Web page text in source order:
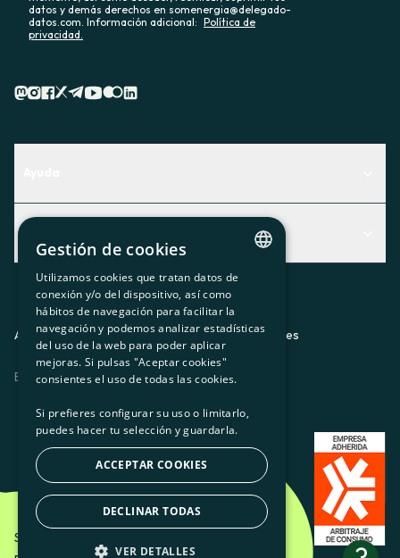
datos y demás derechos en somenergia@delegado-
datos.com. Información adicional: Política de
privacidad.
Descubre qué servicio te encaja mejor
Contacto
Actualidad
El rincón de la socia
Prensa
Trabaja con nosotros
Aviso legalPolítica de privacidadPolítica de cookies
ES CAGLEU
Som Energia SCCL - 2026
CATALAN
SPANISH
GL
BASQUE
Gestión de cookies
Utilizamos cookies que tratan datos de
conexión y/o del dispositivo, así como
hábitos de navegación para facilitar la
navegación y podemos analizar estadísticas
del uso de la web para poder aplicar
mejoras. Si pulsas "Aceptar cookies"
consientes el uso de todas las cookies.
Si prefieres configurar su uso o limitarlo,
puedes hacer tu selección y guardarla.
ACCEPTAR COOKIES
DECLINAR TODAS
VER DETALLES